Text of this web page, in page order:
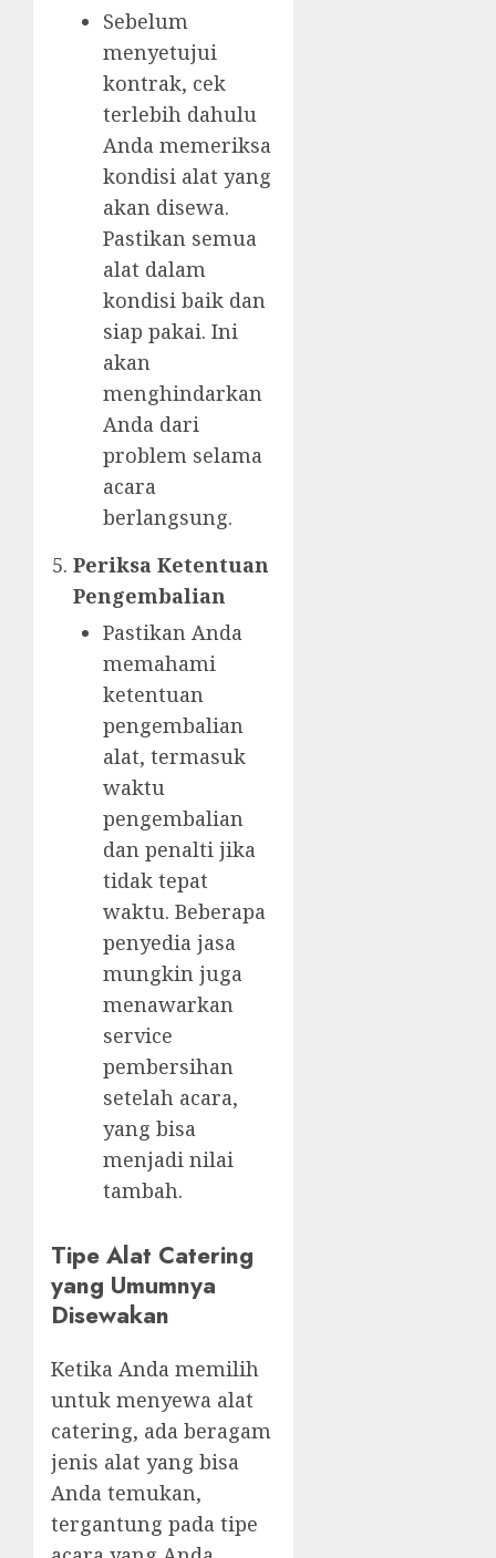
Sebelum
menyetujui
kontrak, cek
terlebih dahulu
Anda memeriksa
kondisi alat yang
akan disewa.
Pastikan semua
alat dalam
kondisi baik dan
siap pakai. Ini
akan
menghindarkan
Anda dari
problem selama
acara
berlangsung.
Periksa Ketentuan
Pengembalian
Pastikan Anda
memahami
ketentuan
pengembalian
alat, termasuk
waktu
pengembalian
dan penalti jika
tidak tepat
waktu. Beberapa
penyedia jasa
mungkin juga
menawarkan
service
pembersihan
setelah acara,
yang bisa
menjadi nilai
tambah.
Tipe Alat Catering
yang Umumnya
Disewakan
Ketika Anda memilih
untuk menyewa alat
catering, ada beragam
jenis alat yang bisa
Anda temukan,
tergantung pada tipe